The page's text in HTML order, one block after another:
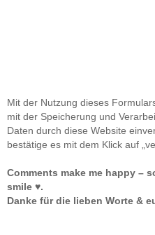
Mit der Nutzung dieses
mit der Speicherung und
Daten durch diese Website
bestätige es mit dem Klick auf
Comments make me happy –
smile ♥.
Danke für die lieben Worte &